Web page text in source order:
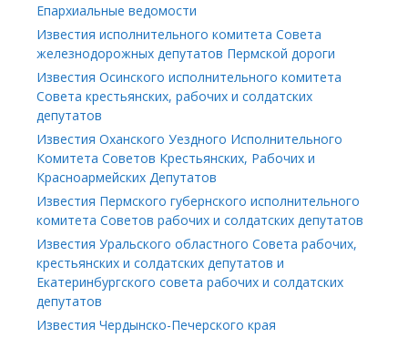
Епархиальные ведомости
Известия исполнительного комитета Совета
железнодорожных депутатов Пермской дороги
Известия Осинского исполнительного комитета
Совета крестьянских, рабочих и солдатских
депутатов
Известия Оханского Уездного Исполнительного
Комитета Советов Крестьянских, Рабочих и
Красноармейских Депутатов
Известия Пермского губернского исполнительного
комитета Советов рабочих и солдатских депутатов
Известия Уральского областного Совета рабочих,
крестьянских и солдатских депутатов и
Екатеринбургского совета рабочих и солдатских
депутатов
Известия Чердынско-Печерского края